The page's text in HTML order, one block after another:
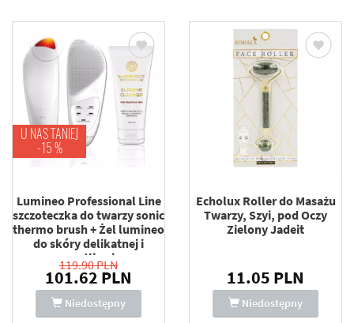
U NAS TANIEJ
-15 %
Lumineo Professional Line
szczoteczka do twarzy sonic
thermo brush + Żel lumineo
do skóry delikatnej i
wrażliwej
119.90 PLN
101.62 PLN
Niedostępny
Echolux Roller do Masażu
Twarzy, Szyi, pod Oczy
Zielony Jadeit
11.05 PLN
Niedostępny